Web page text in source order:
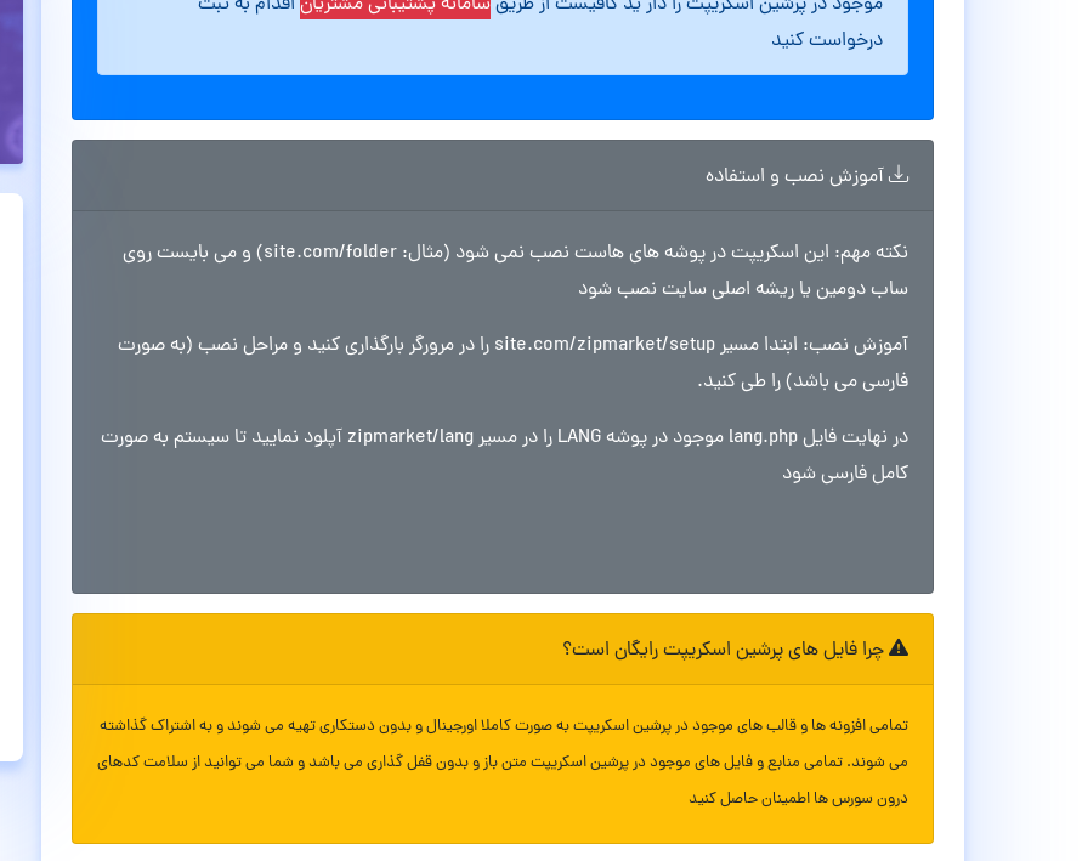
درخواست کنید
آموزش نصب و استفاده
نکته مهم: این اسکریپت در پوشه های هاست نصب نمی شود (مثال: site.com/folder) و می بایست روی
ساب دومین یا ریشه اصلی سایت نصب شود
آموزش نصب: ابتدا مسیر site.com/zipmarket/setup را در مرورگر بارگذاری کنید و مراحل نصب (به صورت
فارسی می باشد) را طی کنید.
در نهایت فایل lang.php موجود در پوشه LANG را در مسیر zipmarket/lang آپلود نمایید تا سیستم به صورت
کامل فارسی شود
چرا فایل های پرشین اسکریپت رایگان است؟
تمامی افزونه ها و قالب های موجود در پرشین اسکریپت به صورت کاملا اورجینال و بدون دستکاری تهیه می شوند و به اشتراک گذاشته
می شوند. تمامی منابع و فایل های موجود در پرشین اسکریپت متن باز و بدون قفل گذاری می باشد و شما می توانید از سلامت کدهای
درون سورس ها اطمینان حاصل کنید